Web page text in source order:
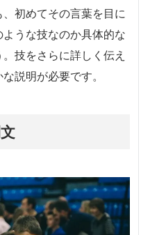
初めてその言葉を目に
うな技なのか具体的な
技をさらに詳しく伝え
説明が必要です。